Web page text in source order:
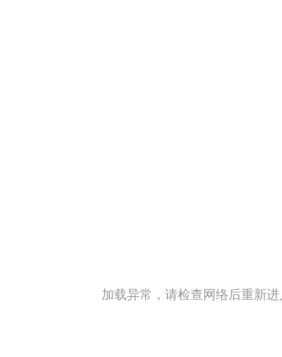
加载异常，请检查网络后重新进